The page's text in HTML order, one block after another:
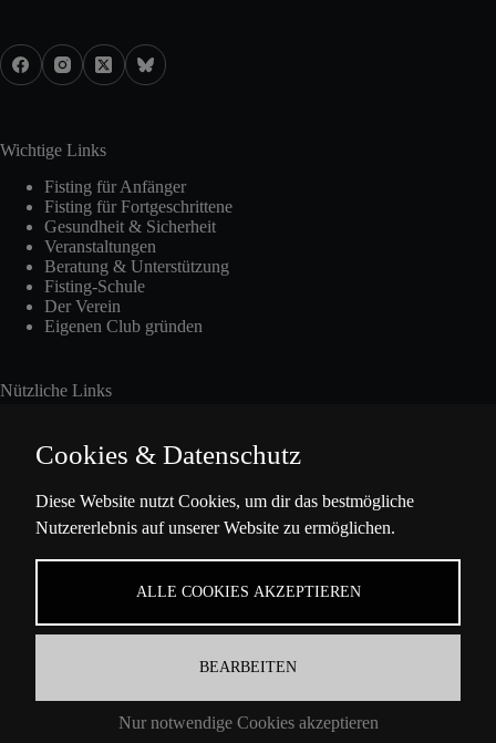
Wichtige Links
Fisting für Anfänger
Fisting für Fortgeschrittene
Gesundheit & Sicherheit
Veranstaltungen
Beratung & Unterstützung
Fisting-Schule
Der Verein
Eigenen Club gründen
Nützliche Links
Presse
Über Uns
Ella-Barowsky-Str. 47 10829 Berlin
Cookies & Datenschutz
Diese Website nutzt Cookies, um dir das bestmögliche
Nutzererlebnis auf unserer Website zu ermöglichen.
ALLE COOKIES AKZEPTIEREN
BEARBEITEN
Nur notwendige Cookies akzeptieren